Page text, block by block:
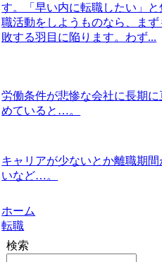
す。「早い内に転職したい」
職活動をしようものなら、まず
敗する羽目に陥ります。わず...
労働条件が悲惨な会社に長期に
めていると…。
キャリアが少ないとか離職期間
いなど…。
ホーム
転職
検索